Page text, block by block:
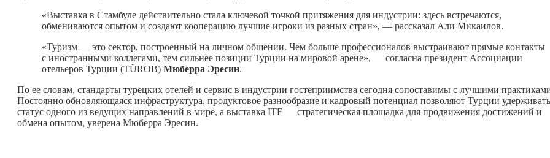
«Выставка в Стамбуле действительно стала ключевой точкой притяжения для индустрии: здесь встречаются,
обмениваются опытом и создают кооперацию лучшие игроки из разных стран», — рассказал Али Микаилов.
«Туризм — это сектор, построенный на личном общении. Чем больше профессионалов выстраивают прямые контакты
с иностранными коллегами, тем сильнее позиции Турции на мировой арене», — согласна президент Ассоциации
отельеров Турции (TÜROB) Мюберра Эресин.
По ее словам, стандарты турецких отелей и сервис в индустрии гостеприимства сегодня сопоставимы с лучшими
Постоянно обновляющаяся инфраструктура, продуктовое разнообразие и кадровый потенциал позволяют Турции удерживать
статус одного из ведущих направлений в мире, а выставка ITF — стратегическая площадка для продвижения достижений и
обмена опытом, уверена Мюберра Эресин.